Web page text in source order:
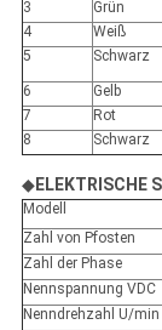
3 Grün
4
Weiß
5
Schwarz
6
Gelb
7
Rot
8
Schwarz
◆ELEKTRISCHE
Modell
Zahl von Pfosten
Zahl der Phase
Nennspannung VDC
Nenndrehzahl U/min